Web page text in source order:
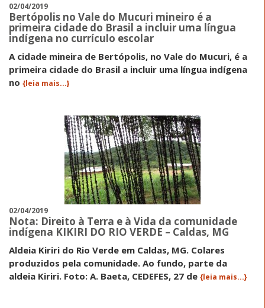
02/04/2019
Bertópolis no Vale do Mucuri mineiro é a
primeira cidade do Brasil a incluir uma língua
indígena no currículo escolar
A cidade mineira de Bertópolis, no Vale do Mucuri, é a
primeira cidade do Brasil a incluir uma língua indígena
no {leia mais...}
02/04/2019
Nota: Direito à Terra e à Vida da comunidade
indígena KIKIRI DO RIO VERDE – Caldas, MG
Aldeia Kiriri do Rio Verde em Caldas, MG. Colares
produzidos pela comunidade. Ao fundo, parte da
aldeia Kiriri. Foto: A. Baeta, CEDEFES, 27 de {leia mais...}